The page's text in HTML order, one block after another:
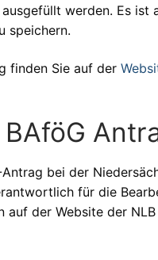
werden. Es
speichern.
finden Sie auf der
bei der
für die
auf der Website der